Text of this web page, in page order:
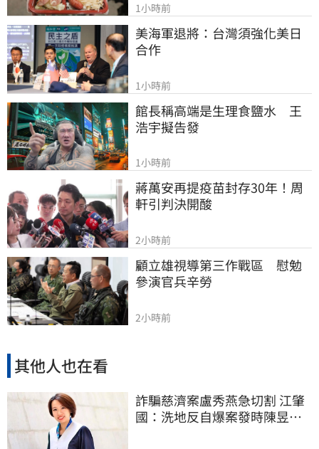
1小時前
美海軍退將：台灣須強化美日
合作
1小時前
館長稱高端是生理食鹽水　王
浩宇擬告發
1小時前
蔣萬安再提疫苗封存30年！周
軒引判決開酸
2小時前
顧立雄視導第三作戰區　慰勉
參演官兵辛勞
2小時前
其他人也在看
詐騙慈濟案盧秀燕急切割 江肇
國：洗地反自爆案發時陳昱瑄